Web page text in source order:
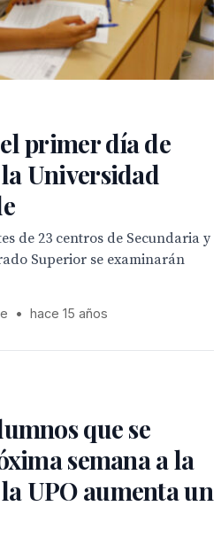
primer día de
Universidad
de 23 centros de Secundaria y
Superior se examinarán
• hace 15 años
que se
semana a la
UPO aumenta un